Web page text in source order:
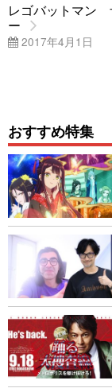
レゴバットマン
ー
2017年4月1日
おすすめ特集